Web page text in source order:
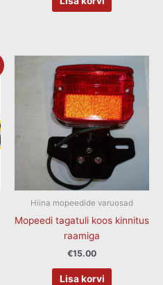
Hiina mopeedide varuosad
Mopeedi tagatuli koos kinnitus
raamiga
€15.00
Lisa korvi